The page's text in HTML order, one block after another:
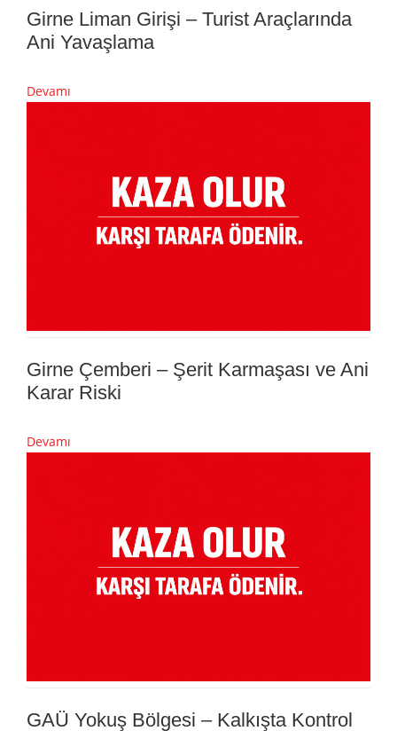
Girne Liman Girişi – Turist Araçlarında
Ani Yavaşlama
Devamı
Girne Çemberi – Şerit Karmaşası ve Ani
Karar Riski
Devamı
GAÜ Yokuş Bölgesi – Kalkışta Kontrol